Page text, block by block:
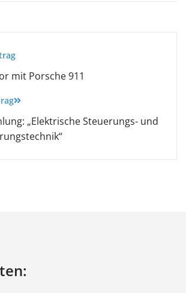
mit Porsche 911
„Elektrische Steuerungs- und